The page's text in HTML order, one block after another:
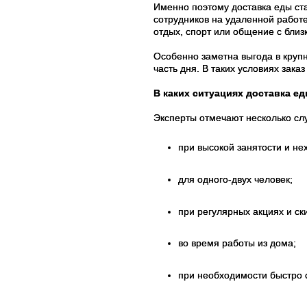
Именно поэтому доставка еды
сотрудников на удаленной
отдых, спорт или общение с
Особенно заметна выгода в
часть дня. В таких условиях
В каких ситуациях доставка
Эксперты отмечают несколько
при высокой занятости и
для одного-двух человек;
при регулярных акциях и
во время работы из дома;
при необходимости быстро